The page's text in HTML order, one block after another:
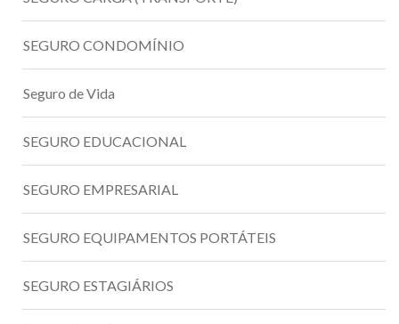
SEGURO CONDOMÍNIO
Seguro de Vida
SEGURO EDUCACIONAL
SEGURO EMPRESARIAL
SEGURO EQUIPAMENTOS PORTÁTEIS
SEGURO ESTAGIÁRIOS